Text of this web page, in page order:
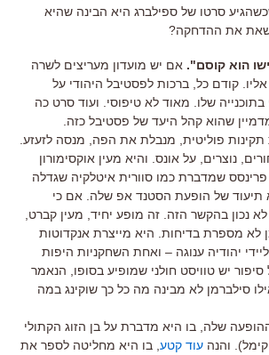
גיל 50, או שכשהגיע סרטו של ספילברג היא הבינה שהיא
את ההדחקה?
אם יש מועדון מעריצים לשרה
קודם כל, ברכות לפסטיבל היהודי על
שלו. מאוד לא טיפוסי. ועוד סרט כה
שהוא קהל היעד של פסטיבל כזה.
פוליטית, מנבלת את הפה, מנסה לזעזע.
נוצרים, על אונס. והיא מעין אוקסימורון
שמדברת כמו סוורית איטלקיה שגדלה
של הופעת הסטנד אפ שלה. אם כי
נכון בהקשר הזה. זה מופע יחיד, מעין קברט,
לא מספרת בדיחות. היא מייצרת אנקדוטות
יהודיה ענוגה – ואחת השחקניות היפות
יש טוויסט חולני שמופיע בסופו, הנאמר
סילברמן לא מבינה מה כל כך שוקינג במה
שלה, בו היא מדברת על בן הזוג הקתולי
והנה עוד קטע , בו היא מחליטה לספר את